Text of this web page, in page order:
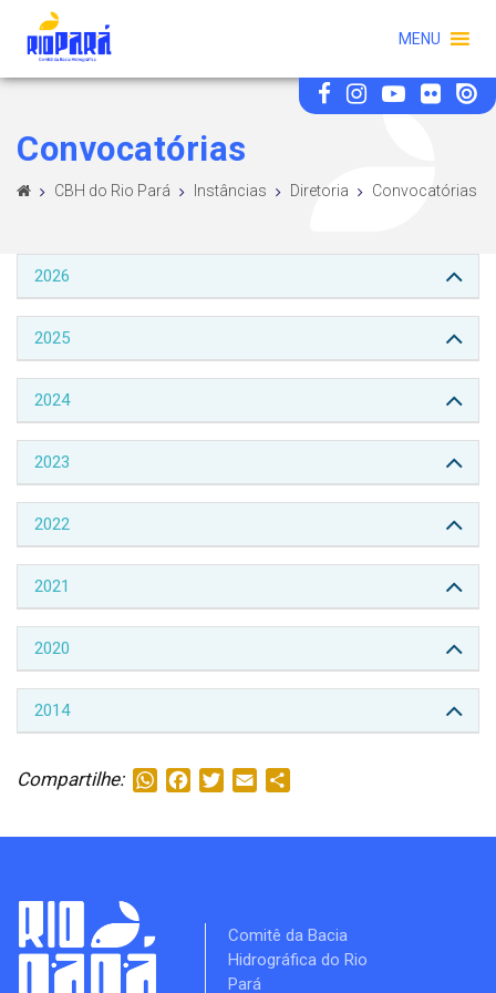
MENU
Convocatórias
CBH do Rio Pará Instâncias Diretoria Convocatórias
2026
2025
2024
2023
2022
2021
2020
2014
Compartilhe: WhatsApp
FacebookTwitterEmail
Comitê da Bacia
Hidrográfica do Rio
Pará